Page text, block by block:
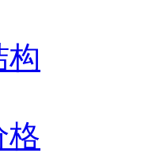
构
格